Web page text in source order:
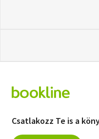
Csatlakozz Te is a